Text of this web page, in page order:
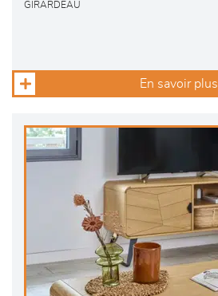
GIRARDEAU
En savoir plus